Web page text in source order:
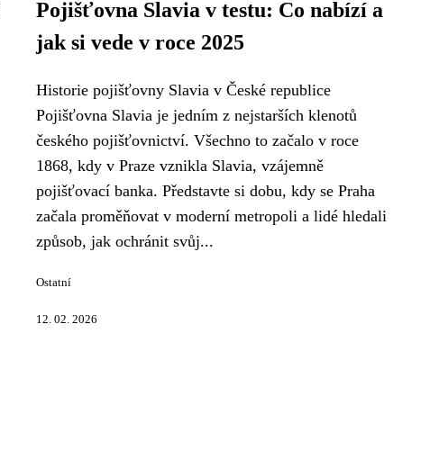
Pojišťovna Slavia v testu: Co nabízí a
jak si vede v roce 2025
Historie pojišťovny Slavia v České republice
Pojišťovna Slavia je jedním z nejstarších klenotů
českého pojišťovnictví. Všechno to začalo v roce
1868, kdy v Praze vznikla Slavia, vzájemně
pojišťovací banka. Představte si dobu, kdy se Praha
začala proměňovat v moderní metropoli a lidé hledali
způsob, jak ochránit svůj...
Ostatní
12. 02. 2026